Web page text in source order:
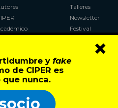
y fake
de CIPER es
nunca.
×
Plebiscito
CIPER
Talleres
Newsletter
Festival